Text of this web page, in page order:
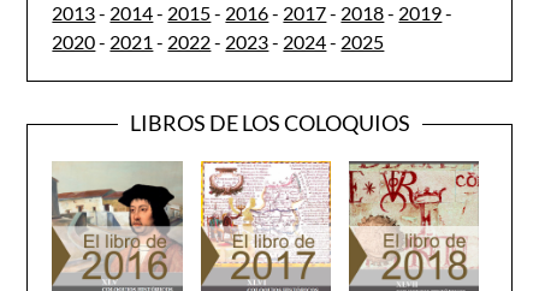
2013- 2014- 2015- 2016- 2017- 2018- 2019-
2020- 2021 - 2022- 2023- 2024- 2025
LIBROS DE LOS COLOQUIOS